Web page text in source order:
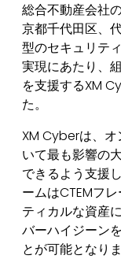
総合不動産会社
京都千代田区、
型のセキュリテ
実現にあたり、
を支援するXM
た。
XM Cyberは、オ
いて最も影響の
できるよう支援
ームはCTEMフ
ティカルな資産
バーハイジーン
とが可能となりま